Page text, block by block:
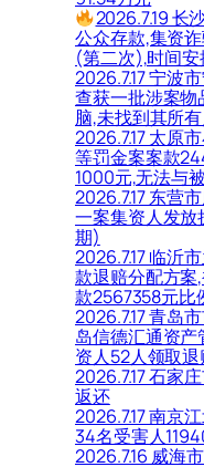
2026.7.19 长
公众存款,集资
(第二次),时间
2026.7.17 宁波
查获一批涉案物
脑,未找到其所
2026.7.17 太原
等罚金案案款
1000元,无法与
2026.7.17 东营
一案集资人发
期)
2026.7.17 临沂
款退赔分配方案
款2567358元比
2026.7.17 青岛
岛信德汇通资
资人52人领取退
2026.7.17 石家
返还
2026.7.17 南京
34名受害人
2026.7.16 威海